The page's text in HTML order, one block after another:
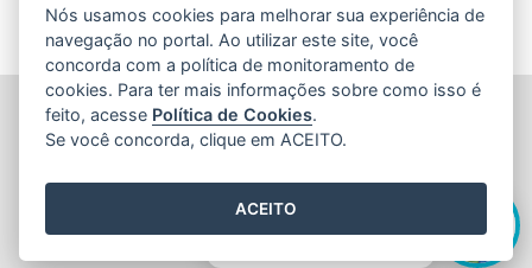
Olá! Sou a
como posso te ajudar hoje?
FUNDAÇÃO DE AMPARO À PESQUISA E INOVAÇÃO DO
ESPÍRITO SANTO (FAPES)
CEP: 29066-380 - Vitória / ES
Tel.: 27 3636 1850
Nós usamos cookies para melhorar sua experiência de
navegação no portal. Ao utilizar este site, você
concorda com a política de monitoramento de
cookies. Para ter mais informações sobre como isso é
feito, acesse Política de Cookies.
Se você concorda, clique em ACEITO.
ACEITO